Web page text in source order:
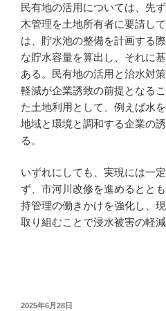
民有地の活用については、先
木管理を土地所有者に要請し
は、貯水池の整備を計画する
な貯水容量を算出し、それに
ある。民有地の活用と治水対
軽減が企業誘致の前提となる
た土地利用として、例えば水
地域と環境と調和する企業の
る。
いずれにしても、実現には一
ず、市河川改修を進めるとと
持管理の働きかけを強化し、
取り組むことで浸水被害の軽減
投
2025年6月28日